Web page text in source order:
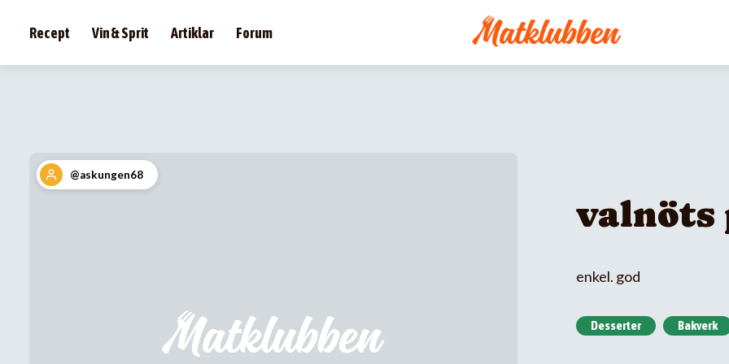
Recept Vin & Sprit Artiklar Forum
@askungen68
valnöts
enkel. god
Desserter Bakverk